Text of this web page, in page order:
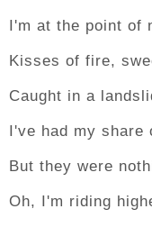
I'm at the point of
Kisses of fire,
Caught in a
I've had my share
But they were
Oh, I'm riding